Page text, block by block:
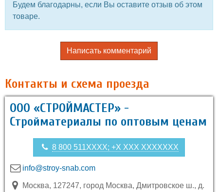
Будем благодарны, если Вы оставите отзыв об этом
товаре.
Написать комментарий
Контакты и схема проезда
ООО «СТРОЙМАСТЕР» -
Стройматериалы по оптовым ценам
8 800 511XXXX; +X XXX XXXXXXX
info@stroy-snab.com
Москва, 127247, город Москва, Дмитровское ш., д.